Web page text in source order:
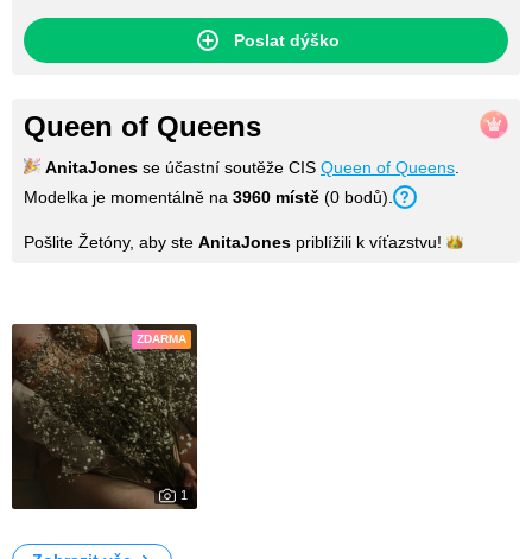
Poslat dýško
Queen of Queens
AnitaJones se účastní soutěže CIS Queen of Queens
Modelka je momentálně na 3960 místě (0 bodů).
Pošlite Žetóny, aby ste AnitaJones priblížili k víťazstvu!
ZDARMA
1